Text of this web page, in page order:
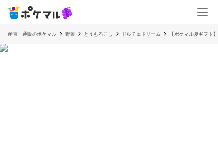
産直・通販のポケマル 野菜 とうもろこし ドルチェドリーム 【ポケマル夏ギフト